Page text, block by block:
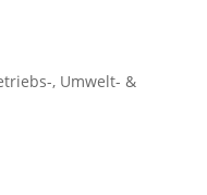
, Umwelt- &